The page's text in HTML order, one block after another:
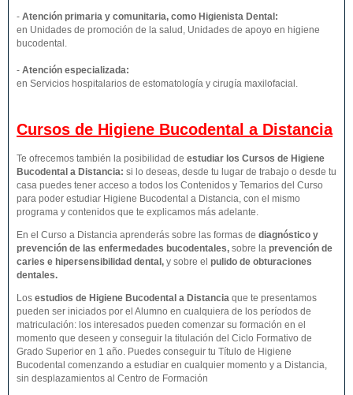
- Atención primaria y comunitaria, como Higienista Dental:
en Unidades de promoción de la salud, Unidades de apoyo en higiene
bucodental.
- Atención especializada:
en Servicios hospitalarios de estomatología y cirugía maxilofacial.
Cursos de Higiene Bucodental a Distancia
Te ofrecemos también la posibilidad de estudiar los Cursos de Higiene
Bucodental a Distancia: si lo deseas, desde tu lugar de trabajo o desde tu
casa puedes tener acceso a todos los Contenidos y Temarios del Curso
para poder estudiar Higiene Bucodental a Distancia, con el mismo
programa y contenidos que te explicamos más adelante.
En el Curso a Distancia aprenderás sobre las formas de diagnóstico y
prevención de las enfermedades bucodentales, sobre la prevención de
caries e hipersensibilidad dental, y sobre el pulido de obturaciones
dentales.
Los estudios de Higiene Bucodental a Distancia que te presentamos
pueden ser iniciados por el Alumno en cualquiera de los períodos de
matriculación: los interesados pueden comenzar su formación en el
momento que deseen y conseguir la titulación del Ciclo Formativo de
Grado Superior en 1 año. Puedes conseguir tu Título de Higiene
Bucodental comenzando a estudiar en cualquier momento y a Distancia,
sin desplazamientos al Centro de Formación